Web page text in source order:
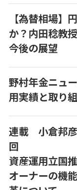
【為替相場】
か？内田稔教
今後の展望
野村年金ニュ
用実績と取り
連載 小倉邦
回
資産運用立国
オーナーの機